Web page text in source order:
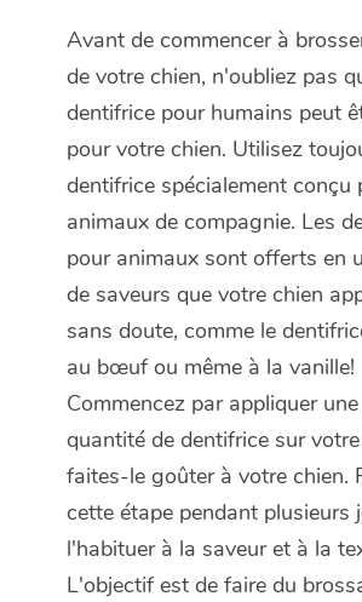
Avant de commencer à
de votre chien, n'oubliez pas
dentifrice pour humains peut
pour votre chien. Utilisez
dentifrice spécialement conçu
animaux de compagnie. Les
pour animaux sont offerts en
de saveurs que votre chien
sans doute, comme le
au bœuf ou même à la vanille!
Commencez par appliquer
quantité de dentifrice sur
faites-le goûter à votre chien.
cette étape pendant plusieurs
l'habituer à la saveur et à la
L'objectif est de faire du